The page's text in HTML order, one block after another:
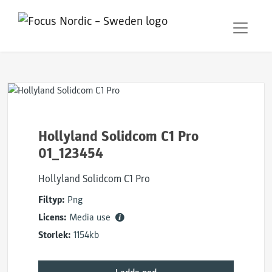
Hollyland Solidcom C1 Pro
01_123454
Hollyland Solidcom C1 Pro
Filtyp: Png
Licens: Media use
Storlek: 1154kb